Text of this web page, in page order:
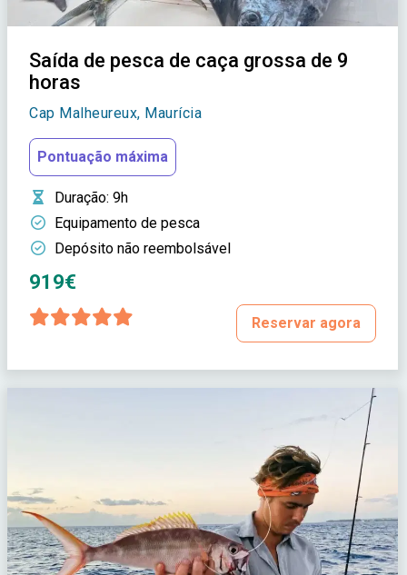
Saída de pesca de caça grossa de 9
horas
Cap Malheureux, Maurícia
Pontuação máxima
Duração: 9h
Equipamento de pesca
Depósito não reembolsável
919€
Reservar agora